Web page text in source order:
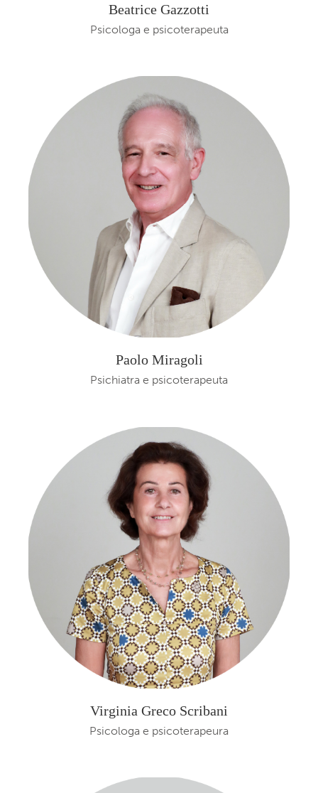
Beatrice Gazzotti
Psicologa e psicoterapeuta
Paolo Miragoli
Psichiatra e psicoterapeuta
Virginia Greco Scribani
Psicologa e psicoterapeura